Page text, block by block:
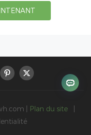
Plan du site